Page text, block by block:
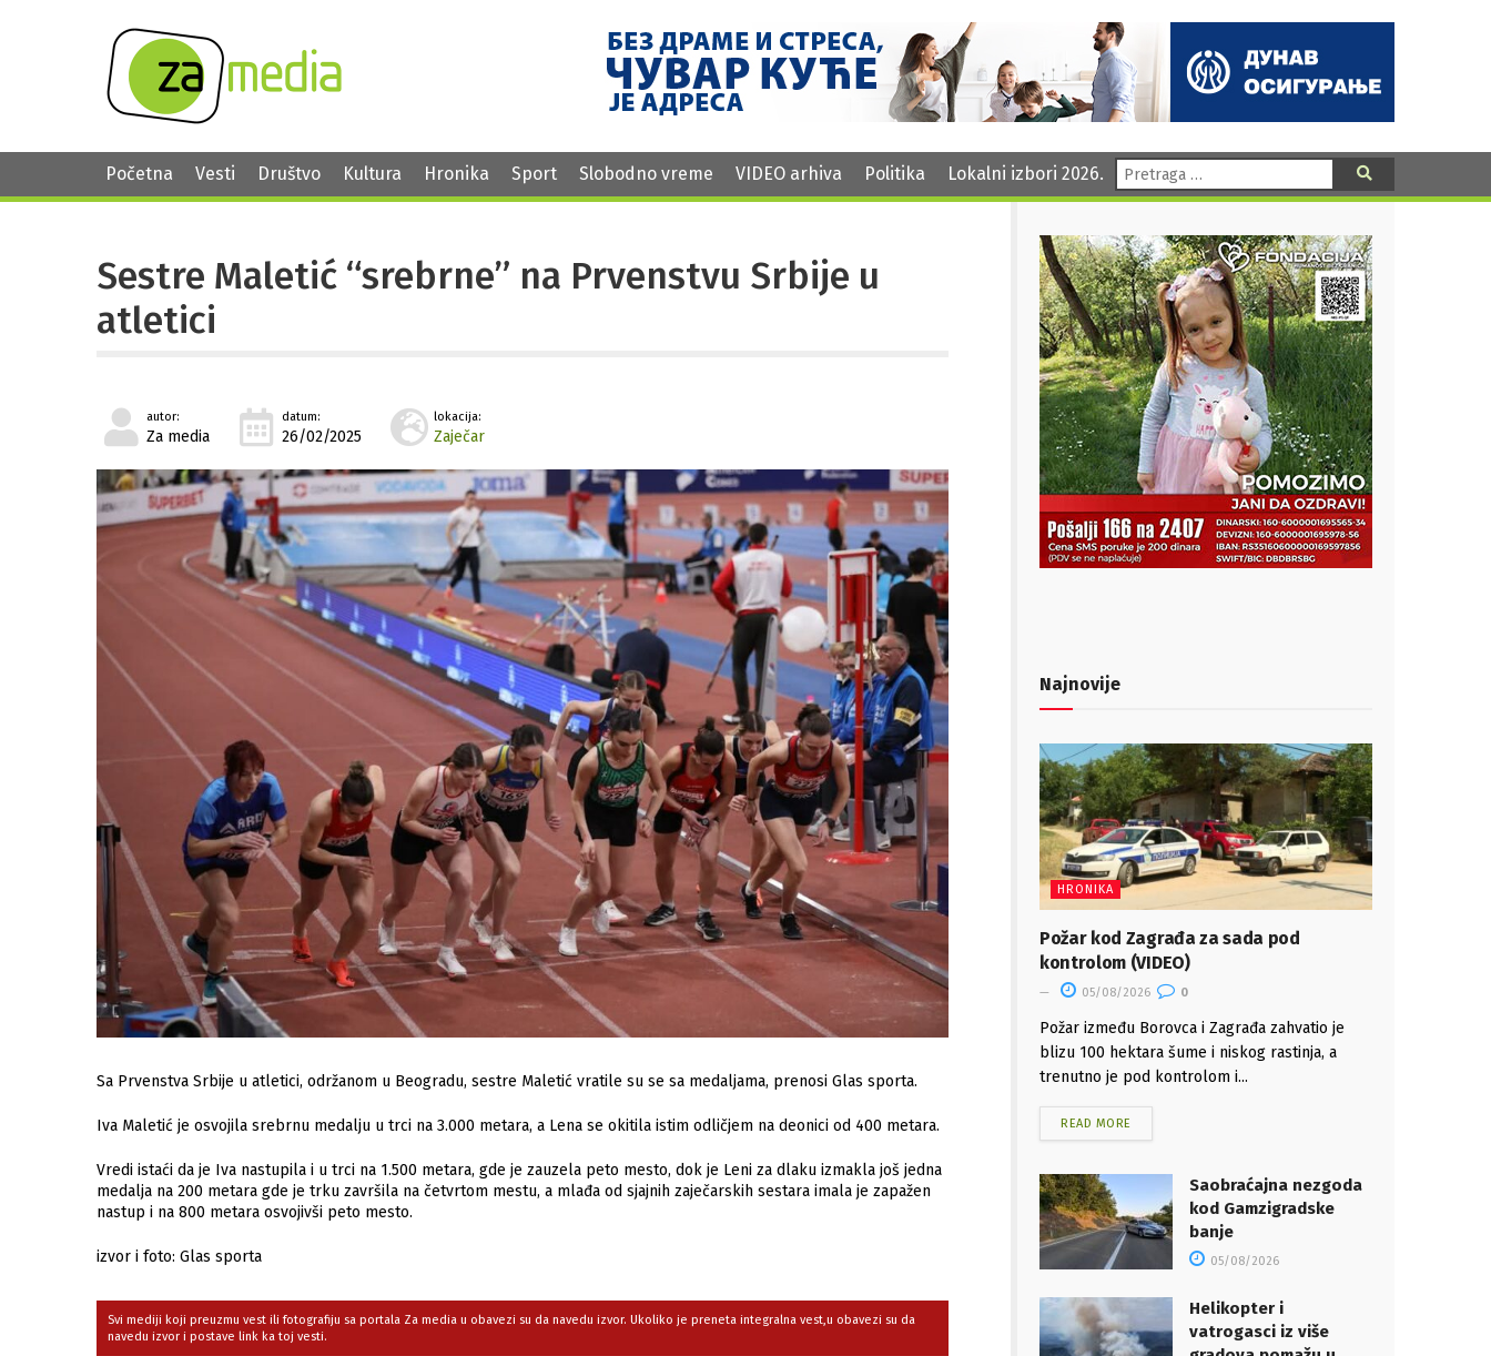
Početna Vesti Društvo Kultura Hronika Sport Slobodno vreme VIDEO arhiva Politika Lokalni izbori 2026. Pretraga:
Sestre Maletić “srebrne” na Prvenstvu Srbije u
atletici
autor:
Za media
datum:
26/02/2025
lokacija:
Zaječar
Sa Prvenstva Srbije u atletici, održanom u Beogradu, sestre Maletić vratile su se sa medaljama, prenosi Glas sporta.
Iva Maletić je osvojila srebrnu medalju u trci na 3.000 metara, a Lena se okitila istim odličjem na deonici od 400 metara.
Vredi istaći da je Iva nastupila i u trci na 1.500 metara, gde je zauzela peto mesto, dok je Leni za dlaku izmakla još jedna
medalja na 200 metara gde je trku završila na četvrtom mestu, a mlađa od sjajnih zaječarskih sestara imala je zapažen
nastup i na 800 metara osvojivši peto mesto.
izvor i foto: Glas sporta
Svi mediji koji preuzmu vest ili fotografiju sa portala Za media u obavezi su da navedu izvor. Ukoliko je preneta integralna vest,u obavezi su da
navedu izvor i postave link ka toj vesti.
Najnovije
HRONIKA
Požar kod Zagrađa za sada pod
kontrolom (VIDEO)
05/08/2026 0
Požar između Borovca i Zagrađa zahvatio je
blizu 100 hektara šume i niskog rastinja, a
trenutno je pod kontrolom i...
READ MORE
Saobraćajna nezgoda
kod Gamzigradske
banje
05/08/2026
Helikopter i
vatrogasci iz više